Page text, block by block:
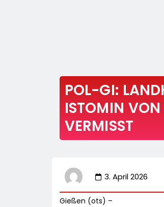
POL-GI:
ISTOMIN VON
VERMISST
3. April 2026
Gießen (ots) –